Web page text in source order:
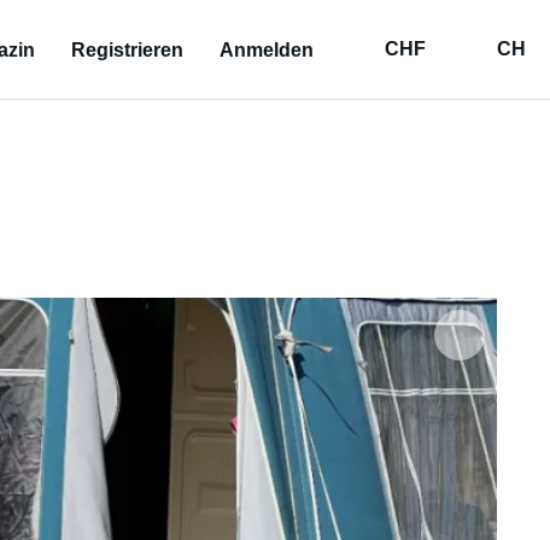
Registrieren Anmelden CHF CH